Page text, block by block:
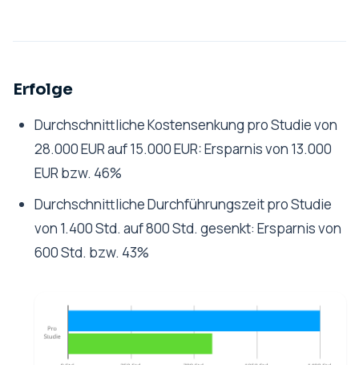
Erfolge
Durchschnittliche Kostensenkung pro Studie von
28.000 EUR auf 15.000 EUR:Ersparnis von 13.000
EUR bzw. 46%
Durchschnittliche Durchführungszeit pro Studie
von 1.400 Std. auf 800 Std. gesenkt:Ersparnis von
600 Std. bzw. 43%